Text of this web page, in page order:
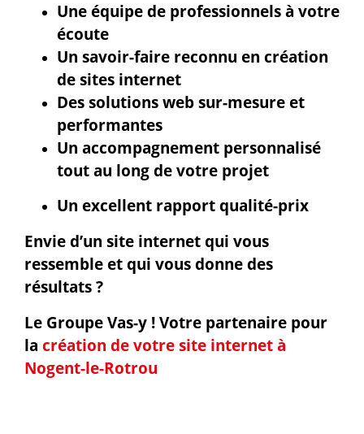
Une équipe de professionnels à votre
écoute
Un savoir-faire reconnu en création
de sites internet
Des solutions web sur-mesure et
performantes
Un accompagnement personnalisé
tout au long de votre projet
Un excellent rapport qualité-prix
Envie d’un site internet qui vous
ressemble et qui vous donne des
résultats ?
Le Groupe Vas-y ! Votre partenaire pour
la création de votre site internet à
Nogent-le-Rotrou